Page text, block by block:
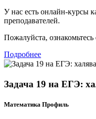
У нас есть онлайн-курсы
преподавателей.
Пожалуйста,
Подробнее
Задача 19 на ЕГЭ:
Математика Профиль